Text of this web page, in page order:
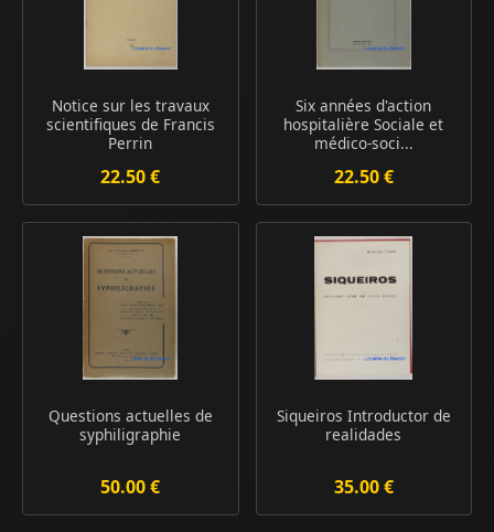
Notice sur les travaux
scientifiques de Francis
Perrin
22.50 €
Six années d'action
hospitalière Sociale et
médico-soci...
22.50 €
Questions actuelles de
syphiligraphie
50.00 €
Siqueiros Introductor de
realidades
35.00 €